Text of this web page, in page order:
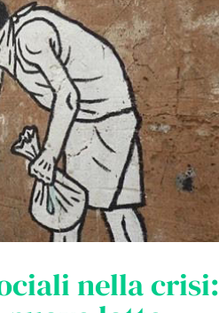
nella crisi: